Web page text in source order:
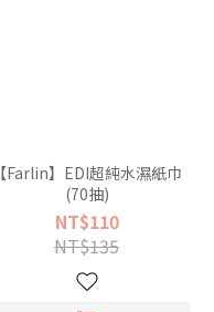
【Farlin】EDI超純水濕紙巾
(70抽)
NT$110
NT$135